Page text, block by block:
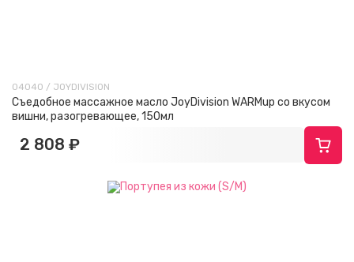
04040 / JOYDIVISION
Съедобное массажное масло JoyDivision WARMup со вкусом
вишни, разогревающее, 150мл
2 808 ₽